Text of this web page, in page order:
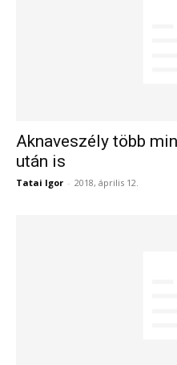
Aknaveszély több
után is
Tatai Igor - 2018, április 12.